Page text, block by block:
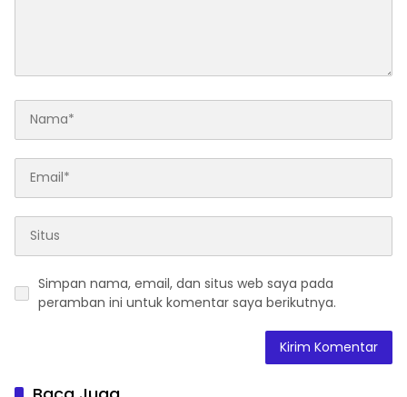
Simpan nama, email, dan situs web saya pada
peramban ini untuk komentar saya berikutnya.